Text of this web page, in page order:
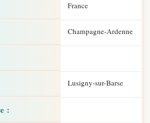
France
Champagne-Ardenne
Lusigny-sur-Barse
: